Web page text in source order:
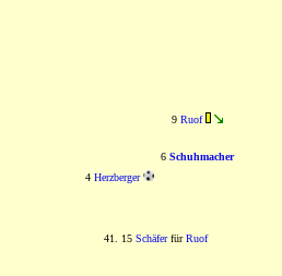
9 Ruof
6 Schuhmacher
4 Herzberger
41. 15 SchäferfürRuof